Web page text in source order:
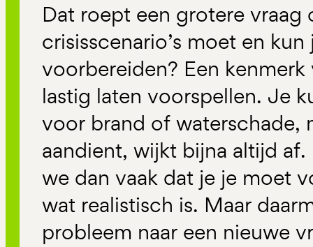
Dat roept een grotere vraag
crisisscenario’s moet en
voorbereiden? Een
lastig laten voorspellen. Je
voor brand of waterschade,
aandient, wijkt bijna altijd
we dan vaak dat je je moet
wat realistisch is. Maar
probleem naar een nieuwe